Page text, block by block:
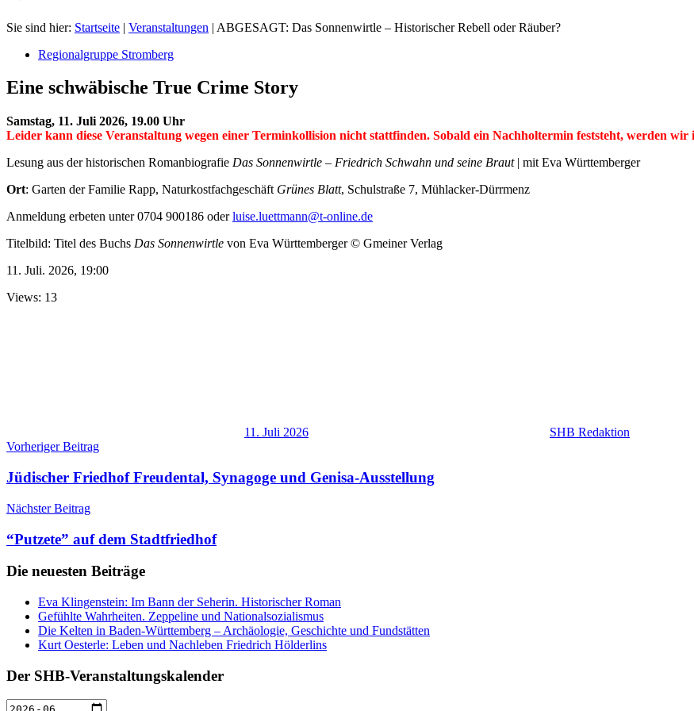
Sie sind hier: Startseite | Veranstaltungen | ABGESAGT: Das Sonnenwirtle – Historischer Rebell oder Räuber?
Regionalgruppe Stromberg
Eine schwäbische True Crime Story
Samstag, 11. Juli 2026, 19.00 Uhr
Leider kann diese Veranstaltung wegen einer Terminkollision nicht stattfinden. Sobald ein Nachholtermin feststeht, werden wir
Lesung aus der historischen Romanbiografie Das Sonnenwirtle – Friedrich Schwahn und seine Braut| mit Eva Württemberger
Ort: Garten der Familie Rapp, Naturkostfachgeschäft Grünes Blatt, Schulstraße 7, Mühlacker-Dürrmenz
Anmeldung erbeten unter 0704 900186 oderluise.luettmann@t-online.de
Titelbild: Titel des Buchs Das Sonnenwirtle von Eva Württemberger © Gmeiner Verlag
11. Juli. 2026, 19:00
Views: 13
11. Juli 2026 SHB Redaktion
Beitragsnavigation
Vorheriger Beitrag
Jüdischer Friedhof Freudental, Synagoge und Genisa-Ausstellung
Nächster Beitrag
“Putzete” auf dem Stadtfriedhof
Die neuesten Beiträge
Eva Klingenstein: Im Bann der Seherin. Historischer Roman
Gefühlte Wahrheiten. Zeppeline und Nationalsozialismus
Die Kelten in Baden-Württemberg – Archäologie, Geschichte und Fundstätten
Kurt Oesterle: Leben und Nachleben Friedrich Hölderlins
Der SHB-Veranstaltungskalender